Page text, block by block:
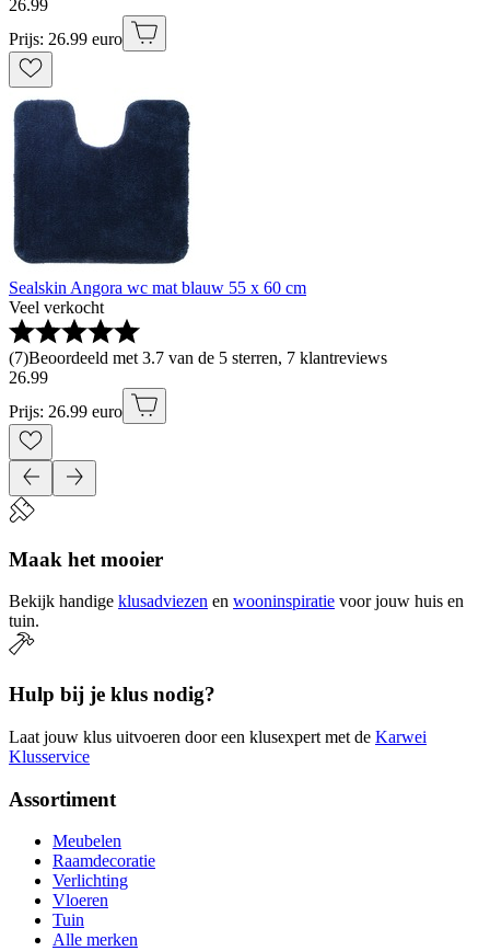
26.99
Prijs: 26.99 euro
Sealskin Angora wc mat blauw 55 x 60 cm
Veel verkocht
(7)Beoordeeld met 3.7 van de 5 sterren, 7 klantreviews
26.99
Prijs: 26.99 euro
Maak het mooier
Bekijk handige klusadviezen en wooninspiratie voor jouw huis en
tuin.
Hulp bij je klus nodig?
Laat jouw klus uitvoeren door een klusexpert met de Karwei
Klusservice
Assortiment
Meubelen
Raamdecoratie
Verlichting
Vloeren
Tuin
Alle merken